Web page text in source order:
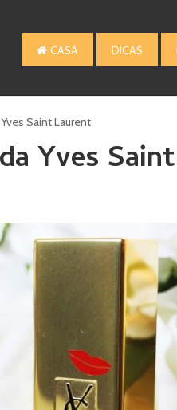
CASA DICAS
Saint Laurent
Yves